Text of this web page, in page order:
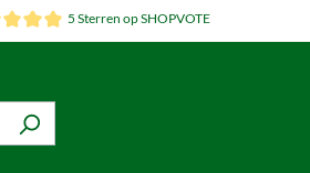
5 Sterren op SHOPVOTE